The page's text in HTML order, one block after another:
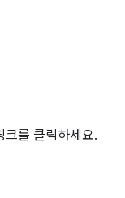
크를 클릭하세요.